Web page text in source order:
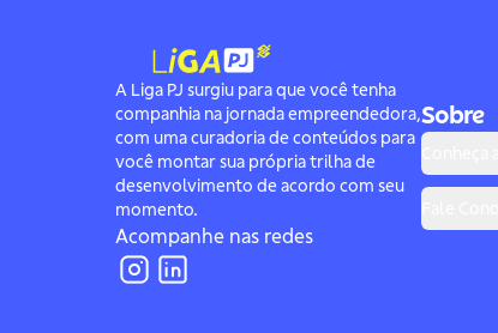
A Liga PJ surgiu para que você tenha
companhia na jornada empreendedora,
com uma curadoria de conteúdos para
você montar sua própria trilha de
desenvolvimento de acordo com seu
momento.
Acompanhe nas redes
Sobre